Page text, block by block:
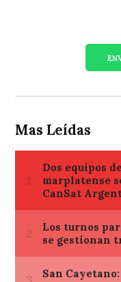
Mas Leídas